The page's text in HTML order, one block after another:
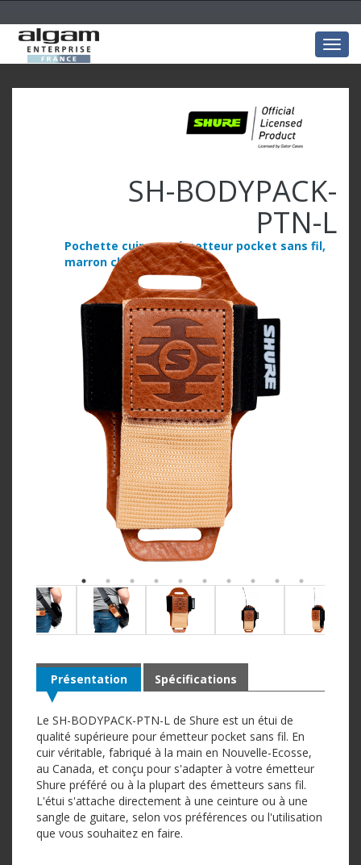
SH-BODYPACK-
PTN-L
Pochette cuir pour émetteur pocket sans fil,
marron clair
Présentation
Le SH-BODYPACK-PTN-L de Shure est un étui de
qualité supérieure pour émetteur pocket sans fil. En
cuir véritable, fabriqué à la main en Nouvelle-Ecosse,
au Canada, et conçu pour s'adapter à votre émetteur
Shure préféré ou à la plupart des émetteurs sans fil.
L'étui s'attache directement à une ceinture ou à une
sangle de guitare, selon vos préférences ou l'utilisation
que vous souhaitez en faire.
Spécifications